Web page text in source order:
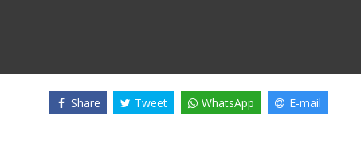
Share Tweet WhatsApp E-mail